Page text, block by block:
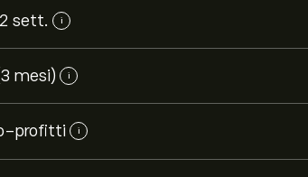
sett. i
mesi) i
profitti i